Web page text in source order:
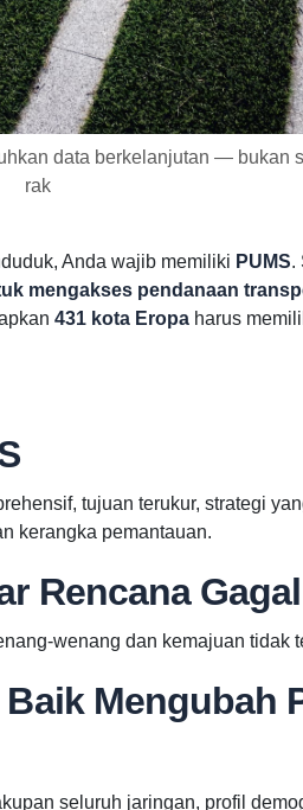
data berkelanjutan — bukan
rak
Anda wajib memiliki PUMS.
mengakses pendanaan
431 kota Eropaharus
tujuan terukur, strategi
kerangka pemantauan.
Rencana Gagal
wenang dan kemajuan tidak
Mengubah
seluruh jaringan, profil